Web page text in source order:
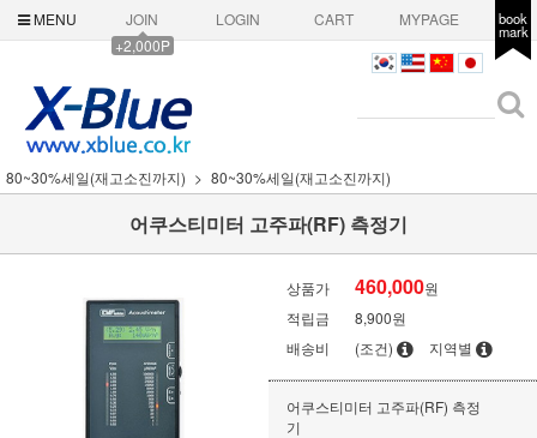
MENU
JOIN
+2,000P
LOGIN CART MYPAGE book
mark
80~30%세일(재고소진까지) 80~30%세일(재고소진까지)
어쿠스티미터 고주파(RF) 측정기
상품가 460,000원
적립금
8,900원
배송비
(조건) 지역별
어쿠스티미터 고주파(RF) 측정
기